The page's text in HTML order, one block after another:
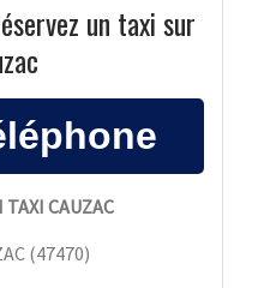
un taxi sur
TAXI CAUZAC
(47470)